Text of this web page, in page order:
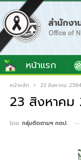
หน้าแรก
หน้าหลัก 23 สิงหาคม
23 สิงหาคม
โดย กลุ่มติดตามฯ กตป.